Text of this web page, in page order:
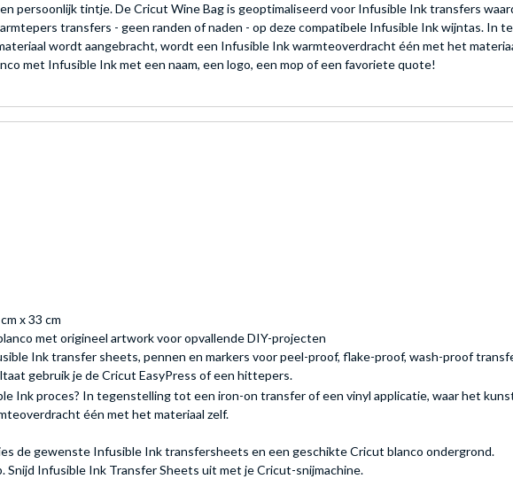
persoonlijk tintje. De Cricut Wine Bag is geoptimaliseerd voor Infusible Ink transfers
transfers - geen randen of naden - op deze compatibele Infusible Ink wijntas. In
wordt aangebracht, wordt een Infusible Ink warmteoverdracht één met het
met Infusible Ink met een naam, een logo, een mop of een favoriete quote!
x 33 cm
met origineel artwork voor opvallende DIY-projecten
Ink transfer sheets, pennen en markers voor peel-proof, flake-proof, wash-proof
gebruik je de Cricut EasyPress of een hittepers.
Ink proces? In tegenstelling tot een iron-on transfer of een vinyl applicatie, waar het
één met het materiaal zelf.
de gewenste Infusible Ink transfersheets en een geschikte Cricut blanco ondergrond.
Snijd Infusible Ink Transfer Sheets uit met je Cricut-snijmachine.